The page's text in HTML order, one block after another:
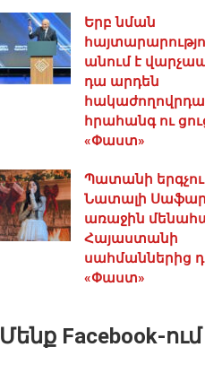
Երբ նման
անում է
դա արդեն
հրահանգ ու
«Փաստ»
Պատանի
Նատալի
առաջին
Հայաստանի
սահմաններից
«Փաստ»
Մենք Facebook-ում